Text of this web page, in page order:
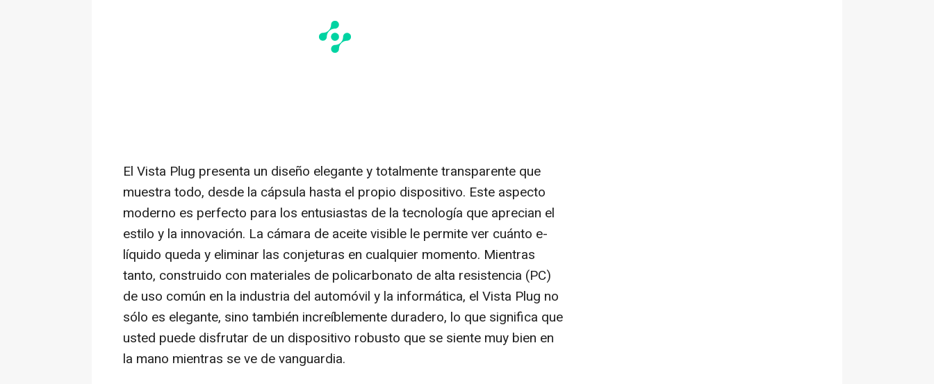
El Vista Plug presenta un diseño elegante y totalmente transparente que
muestra todo, desde la cápsula hasta el propio dispositivo. Este aspecto
moderno es perfecto para los entusiastas de la tecnología que aprecian el
estilo y la innovación. La cámara de aceite visible le permite ver cuánto e-
líquido queda y eliminar las conjeturas en cualquier momento. Mientras
tanto, construido con materiales de policarbonato de alta resistencia (PC)
de uso común en la industria del automóvil y la informática, el Vista Plug no
sólo es elegante, sino también increíblemente duradero, lo que significa que
usted puede disfrutar de un dispositivo robusto que se siente muy bien en
la mano mientras se ve de vanguardia.